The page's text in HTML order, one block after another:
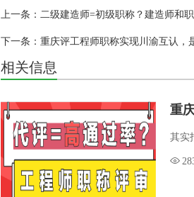
上一条：二级建造师=初级职称？建造师和
下一条：重庆评工程师职称实现川渝互认，
相关信息
重
其实